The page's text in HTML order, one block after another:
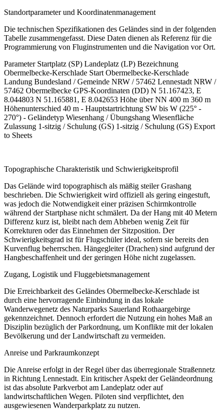
Standortparameter und Koordinatenmanagement
Die technischen Spezifikationen des Geländes sind in der folgenden
Tabelle zusammengefasst. Diese Daten dienen als Referenz für die
Programmierung von Fluginstrumenten und die Navigation vor Ort.
Parameter Startplatz (SP) Landeplatz (LP) Bezeichnung
Obermelbecke-Kerschlade Start Obermelbecke-Kerschlade
Landung Bundesland / Gemeinde NRW / 57462 Lennestadt NRW /
57462 Obermelbecke GPS-Koordinaten (DD) N 51.167423, E
8.044803 N 51.165881, E 8.042653 Höhe über NN 400 m 360 m
Höhenunterschied 40 m - Hauptstartrichtung SW bis W (225° -
270°) - Geländetyp Wiesenhang / Übungshang Wiesenfläche
Zulassung 1-sitzig / Schulung (GS) 1-sitzig / Schulung (GS) Export
to Sheets
Topographische Charakteristik und Schwierigkeitsprofil
Das Gelände wird topographisch als mäßig steiler Grashang
beschrieben. Die Schwierigkeit wird offiziell als gering eingestuft,
was jedoch die Notwendigkeit einer präzisen Schirmkontrolle
während der Startphase nicht schmälert. Da der Hang mit 40 Metern
Differenz kurz ist, bleibt nach dem Abheben wenig Zeit für
Korrekturen oder das Einnehmen der Sitzposition. Der
Schwierigkeitsgrad ist für Flugschüler ideal, sofern sie bereits den
Kurvenflug beherrschen. Hängegleiter (Drachen) sind aufgrund der
Hangbeschaffenheit und der geringen Höhe nicht zugelassen.
Zugang, Logistik und Fluggebietsmanagement
Die Erreichbarkeit des Geländes Obermelbecke-Kerschlade ist
durch eine hervorragende Einbindung in das lokale
Wanderwegenetz des Naturparks Sauerland Rothaargebirge
gekennzeichnet. Dennoch erfordert die Nutzung ein hohes Maß an
Disziplin bezüglich der Parkordnung, um Konflikte mit der lokalen
Bevölkerung und der Landwirtschaft zu vermeiden.
Anreise und Parkraumkonzept
Die Anreise erfolgt in der Regel über das überregionale Straßennetz
in Richtung Lennestadt. Ein kritischer Aspekt der Geländeordnung
ist das absolute Parkverbot am Landeplatz oder auf
landwirtschaftlichen Wegen. Piloten sind verpflichtet, den
ausgewiesenen Wanderparkplatz zu nutzen.